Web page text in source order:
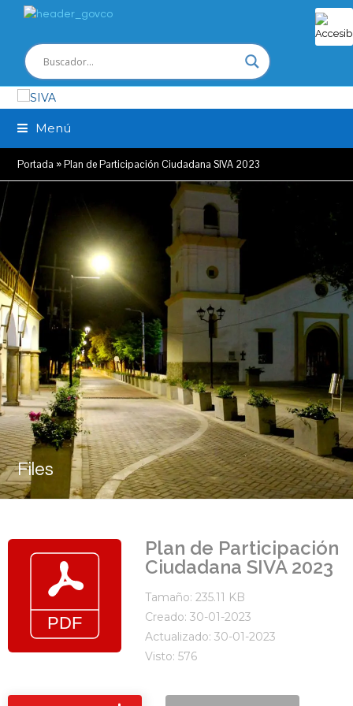
Menú
Portada »Plan de Participación Ciudadana SIVA 2023
Files
Plan de Participación
Ciudadana SIVA 2023
Tamaño: 235.11 KB
Creado: 30-01-2023
Actualizado: 30-01-2023
Visto: 576